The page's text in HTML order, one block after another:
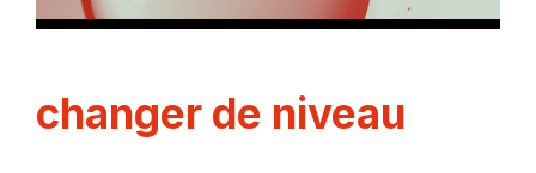
changer de niveau